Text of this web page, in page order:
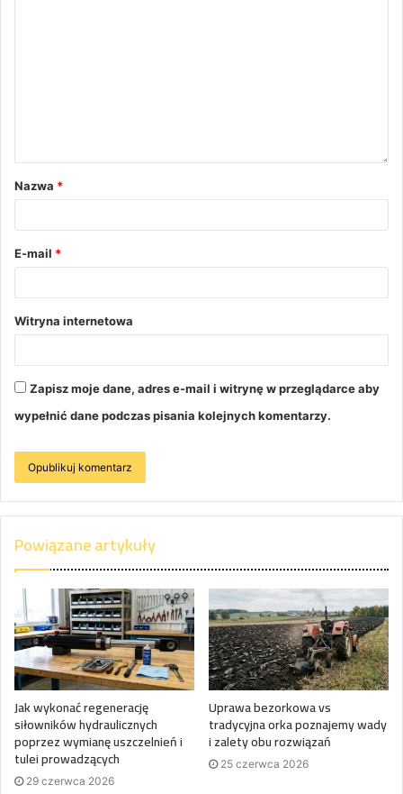
Nazwa *
E-mail *
Witryna internetowa
Zapisz moje dane, adres e-mail i witrynę w przeglądarce aby
wypełnić dane podczas pisania kolejnych komentarzy.
Powiązane artykuły
Jak wykonać regenerację
siłowników hydraulicznych
poprzez wymianę uszczelnień i
tulei prowadzących
29 czerwca 2026
Uprawa bezorkowa vs
tradycyjna orka poznajemy wady
i zalety obu rozwiązań
25 czerwca 2026